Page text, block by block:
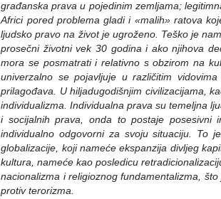
građanska prava u pojedinim zemljama;
Africi pored problema gladi i «malih» ratova
ljudsko pravo na život je ugroženo. Teško je
prosečni životni vek 30 godina i ako njihova
mora se posmatrati i relativno s obzirom na
univerzalno se pojavljuje u različitim
prilagođava. U hiljadugodišnjim civilizacijama,
individualizma. Individualna prava su temeljna
i socijalnih prava, onda to postaje posesivni
individualno odgovorni za svoju situaciju. To
globalizacije, koji nameće ekspanzija divljeg
kultura, nameće kao posledicu
nacionalizma i religioznog fundamentalizma,
protiv terorizma.